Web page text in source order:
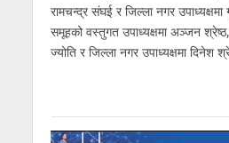
रामचन्द्र संघई र जिल्ला नगर उपाध्यक्षमा
समूहको वस्तुगत उपाध्यक्षमा अञ्जन श्रेष्ठ,
ज्योति र जिल्ला नगर उपाध्यक्षमा दिनेश